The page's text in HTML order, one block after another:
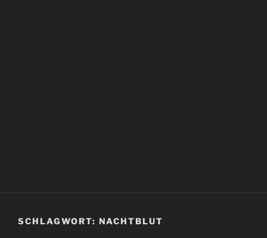
SCHLAGWORT: NACHTBLUT